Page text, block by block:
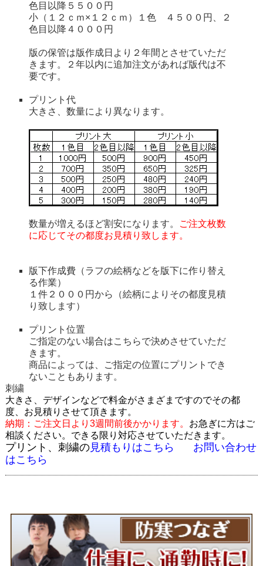
色目以降５５００円
小（１２ｃｍ×１２ｃｍ）１色 ４５００円、２
色目以降４０００円
版の保管は版作成日より２年間とさせていただ
きます。２年以内に追加注文があれば版代は不
要です。
プリント代
大きさ、数量により異なります。
数量が増えるほど割安になります。
ご注文枚数
に応じてその都度お見積り致します。
版下作成費（ラフの絵柄などを版下に作り替え
る作業）
１件２０００円から（絵柄によりその都度見積
り致します）
プリント位置
ご指定のない場合はこちらで決めさせていただ
きます。
商品によっては、ご指定の位置にプリントでき
ないこともあります。
刺繍
大きさ、デザインなどで料金がさまざまですのでその都
度、お見積りさせて頂きます。
納期：ご注文日より3週間前後かかります。 お急ぎに方はご
相談ください。できる限り対応させていただきます。
プリント、刺繍の見積もりはこちら
お問い合わせ
はこちら